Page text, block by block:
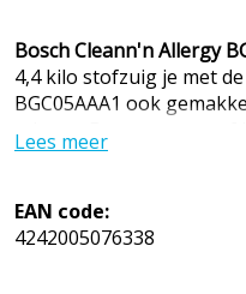
Bosch Cleann'n Allergy
4,4 kilo stofzuig je met
BGC05AAA1 ook
schoon. De trap op en af
gewicht geen probleem.
vloeren als laagpolig
namelijk om als je van de
Lees meer
EAN code:
4242005076338